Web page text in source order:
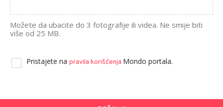
Možete da ubacite do 3 fotografije ili videa. Ne smije biti
više od 25 MB.
Pristajete na pravila korišćenja Mondo portala.